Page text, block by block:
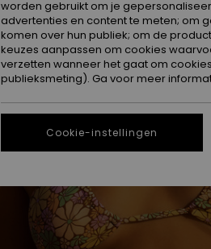
worden gebruikt om je
advertenties en content te meten; om
komen over hun publiek; om de
keuzes aanpassen om cookies
verzetten wanneer het gaat om
publieksmeting). Ga voor meer
Cookie-instellingen